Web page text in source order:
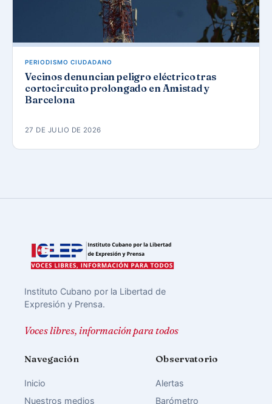
PERIODISMO CIUDADANO
Vecinos denuncian peligro eléctrico tras
cortocircuito prolongado en Amistad y
Barcelona
27 DE JULIO DE 2026
Instituto Cubano por la Libertad de
Expresión y Prensa.
Voces libres, información para todos
Navegación
Inicio
Nuestros medios
Observatorio
Alertas
Barómetro